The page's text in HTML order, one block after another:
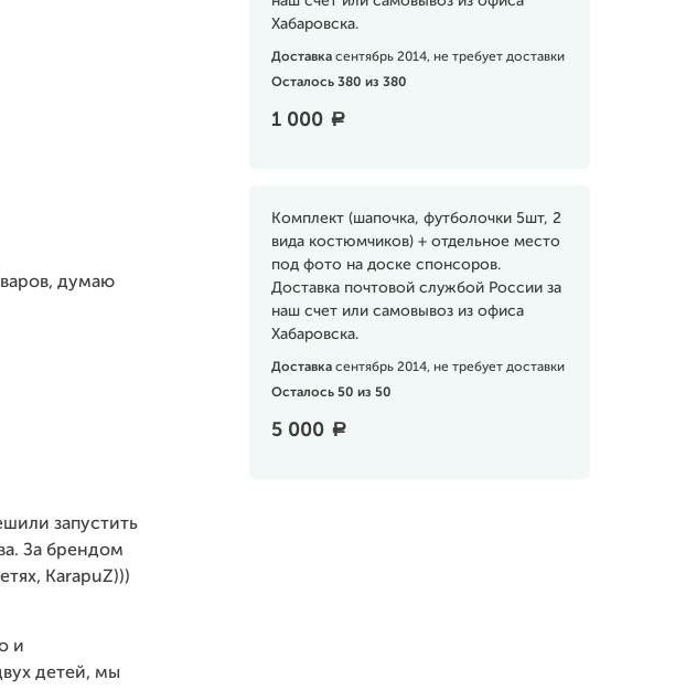
Хабаровска.
Доставка сентябрь 2014, не требует доставки
Осталось 380 из 380
1 000 a
Комплект (шапочка, футболочки 5шт, 2
вида костюмчиков) + отдельное место
под фото на доске спонсоров.
Доставка почтовой службой России за
наш счет или самовывоз из офиса
Хабаровска.
Доставка сентябрь 2014, не требует доставки
Осталось 50 из 50
5 000 a
думаю
запустить
За брендом
KarapuZ)))
и
детей, мы